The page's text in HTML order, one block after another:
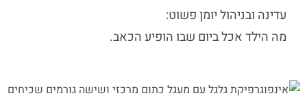
עדינה ובניהול יומן פשוט:
מה הילד אכל ביום שבו הופיע הכאב.